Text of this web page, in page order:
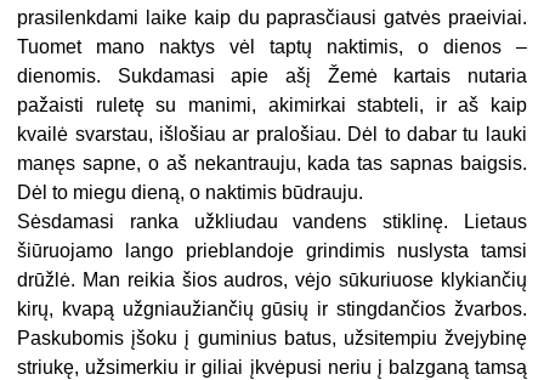
prasilenkdami laike kaip du paprasčiausi gatvės praeiviai.
Tuomet mano naktys vėl taptų naktimis, o dienos –
dienomis. Sukdamasi apie ašį Žemė kartais nutaria
pažaisti ruletę su manimi, akimirkai stabteli, ir aš kaip
kvailė svarstau, išlošiau ar pralošiau. Dėl to dabar tu lauki
manęs sapne, o aš nekantrauju, kada tas sapnas baigsis.
Dėl to miegu dieną, o naktimis būdrauju.
Sėsdamasi ranka užkliudau vandens stiklinę. Lietaus
šiūruojamo lango prieblandoje grindimis nuslysta tamsi
drūžlė. Man reikia šios audros, vėjo sūkuriuose klykiančių
kirų, kvapą užgniaužiančių gūsių ir stingdančios žvarbos.
Paskubomis įšoku į guminius batus, užsitempiu žvejybinę
striukę, užsimerkiu ir giliai įkvėpusi neriu į balzganą tamsą